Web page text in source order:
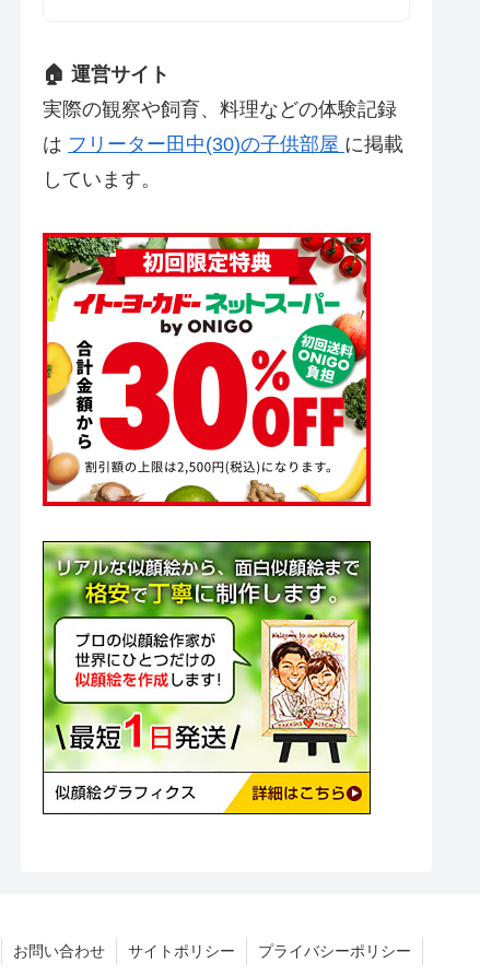
🏠 運営サイト
実際の観察や飼育、料理などの体験記録
は フリーター田中(30)の子供部屋 に掲載
しています。
お問い合わせ サイトポリシー プライバシーポリシー